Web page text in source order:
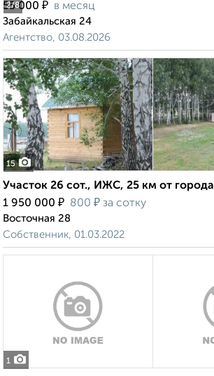
2/8
55 000 ₽ в месяц
Забайкальская 24
Агентство, 03.08.2026
15
Участок 26 сот., ИЖС, 25 км от города
1 950 000 ₽ 800 ₽ за сотку
Восточная 28
Собственник, 01.03.2022
1